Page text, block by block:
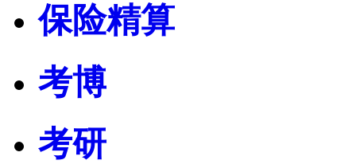
保险精算
考博
考研